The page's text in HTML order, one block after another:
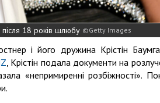
18 років шлюбу Getty Images
і його дружина Крістін
, Крістін подала документи на
«непримиренні розбіжності».